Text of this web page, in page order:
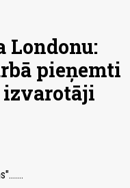
Londonu:
pieņemti